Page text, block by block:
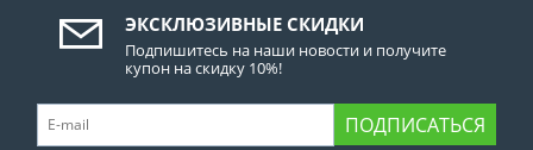
ЭКСКЛЮЗИВНЫЕ СКИДКИ
Подпишитесь на наши новости и получите
купон на скидку 10%!
ПОДПИСАТЬСЯ